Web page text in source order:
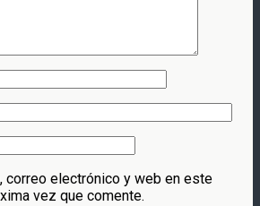
correo electrónico y web en este
vez que comente.